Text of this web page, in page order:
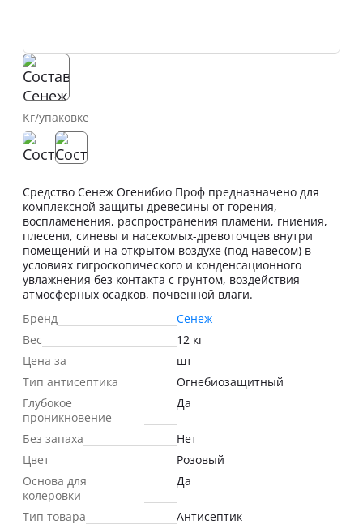
Кг/упаковке
Средство Сенеж Огенибио Проф предназначено для
комплексной защиты древесины от горения,
воспламенения, распространения пламени, гниения,
плесени, синевы и насекомых-древоточцев внутри
помещений и на открытом воздухе (под навесом) в
условиях гигроскопического и конденсационного
увлажнения без контакта с грунтом, воздействия
атмосферных осадков, почвенной влаги.
Бренд
Сенеж
Вес
12 кг
Цена за
шт
Тип антисептика
Огнебиозащитный
Глубокое
проникновение
Да
Без запаха
Нет
Цвет
Розовый
Основа для
колеровки
Да
Тип товара
Антисептик